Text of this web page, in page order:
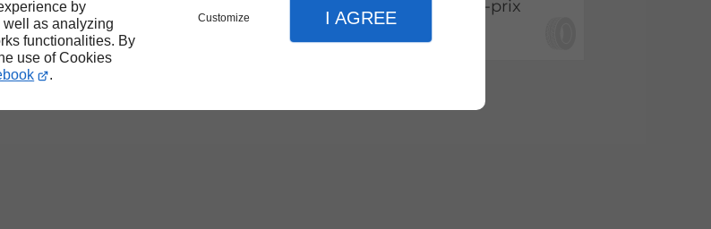
by
as analyzing
functionalities. By
use of Cookies
.
Customize I AGREE
Bon rapport qualité-prix